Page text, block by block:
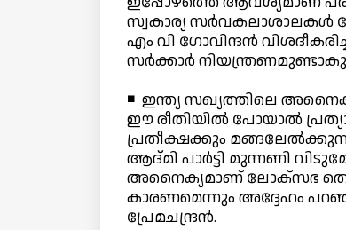
സ്വകാര്യ സര്‍വകലാശാലകള്‍
എം വി ഗോവിന്ദന്‍
സര്‍ക്കാര്‍
◾ ഇന്ത്യ സഖ്യത്തിലെ
ഈ രീതിയില്‍ പോയാല്‍
പ്രതീക്ഷക്കും
ആദ്മി പാര്‍ട്ടി മുന്നണി
അനൈക്യമാണ് ലോക്സഭ
കാരണമെന്നും അദ്ദേഹം
പ്രേമചന്ദ്രന്‍.